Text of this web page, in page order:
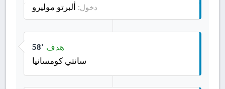
دخول: ألبرتو موليرو
58' هدف
سانتي كومسانيا